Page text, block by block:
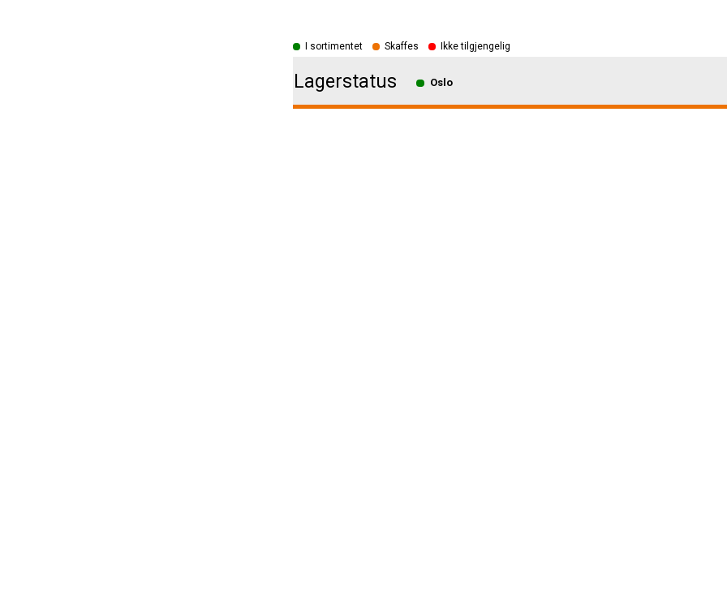
I sortimentet Skaffes Ikke tilgjengelig
Lagerstatus Oslo